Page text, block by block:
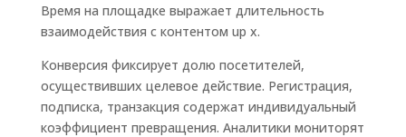
Время на площадке выражает длительность
взаимодействия с контентом up x.
Конверсия фиксирует долю посетителей,
осуществивших целевое действие. Регистрация,
подписка, транзакция содержат индивидуальный
коэффициент превращения. Аналитики мониторят